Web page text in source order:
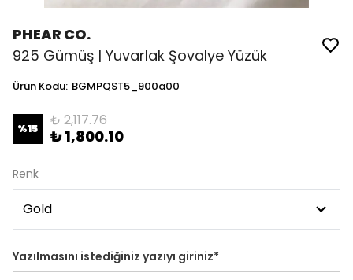
PHEAR CO.
925 Gümüş | Yuvarlak Şovalye Yüzük
Ürün Kodu: BGMPQST5_900a00
%15 ₺ 2,117.76
₺ 1,800.10
Renk
Yazılmasını istediğiniz yazıyı giriniz*